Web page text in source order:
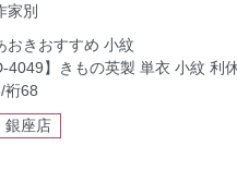
家別
おきおすすめ 小紋
4049】きもの英製 単衣 小紋 利
裄68
銀座店